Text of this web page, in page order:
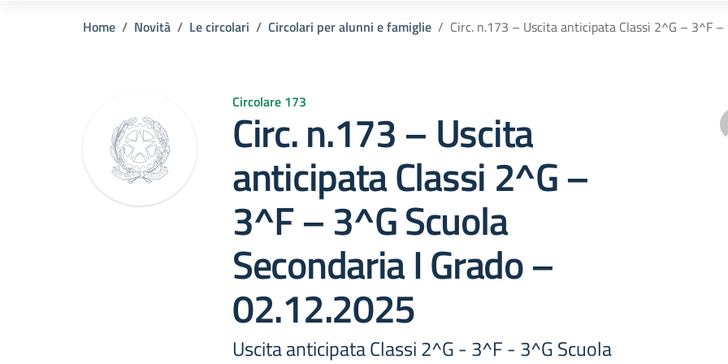
Home Novità Le circolari Circolari per alunni e famiglie Circ. n.173 – Uscita anticipata Classi 2^G – 3^F
Circolare 173
Circ. n.173 – Uscita
anticipata Classi 2^G –
3^F – 3^G Scuola
Secondaria I Grado –
02.12.2025
Uscita anticipata Classi 2^G - 3^F - 3^G Scuola